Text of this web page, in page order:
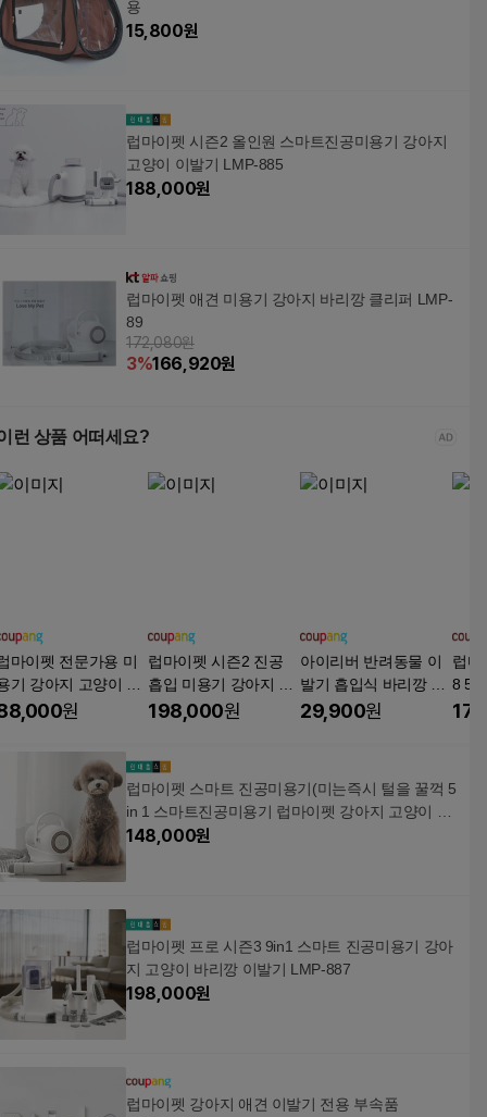
용
15,800원
럽마이펫 시즌2 올인원 스마트진공미용기 강아지
고양이 이발기 LMP-885
188,000원
럽마이펫 애견 미용기 강아지 바리깡 클리퍼 LMP-
89
172,080원
3%166,920원
런 상품 어떠세요?
마이펫 전문가용 미
기 강아지 고양이 바
깡 이발기 저소음 CA
원
럽마이펫 시즌2 진공
흡입 미용기 강아지 고
양이 무선 바리깡 애견
198,000원
아이리버 반려동물 이
발기 흡입식 바리깡 발
바닥 애견 고양이 강아
29,900원
럽마
8
기
럽마이펫 스마트 진공미용기(미는즉시 털을 꿀꺽 5
in 1 스마트진공미용기 럽마이펫 강아지 고양이 이
발기)
148,000원
럽마이펫 프로 시즌3 9in1 스마트 진공미용기 강아
지 고양이 바리깡 이발기 LMP-887
198,000원
럽마이펫 강아지 애견 이발기 전용 부속품